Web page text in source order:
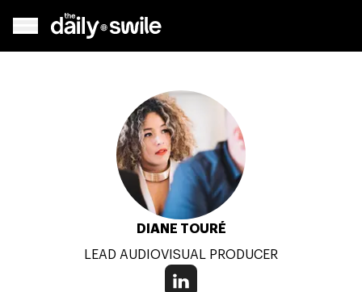
DIANE TOURÉ
LEAD AUDIOVISUAL PRODUCER